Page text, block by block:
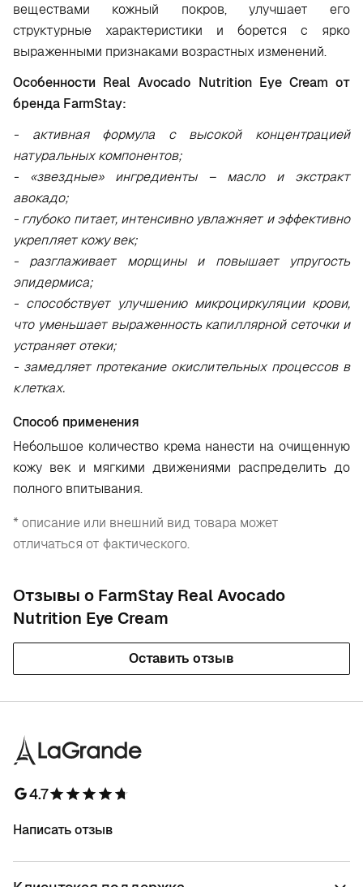
веществами кожный покров, улучшает его
структурные характеристики и борется с ярко
выраженными признаками возрастных изменений.
Особенности Real Avocado Nutrition Eye Cream от
бренда FarmStay:
- активная формула с высокой концентрацией
натуральных компонентов;
- «звездные» ингредиенты – масло и экстракт
авокадо;
- глубоко питает, интенсивно увлажняет и эффективно
укрепляет кожу век;
- разглаживает морщины и повышает упругость
эпидермиса;
- способствует улучшению микроциркуляции крови,
что уменьшает выраженность капиллярной сеточки и
устраняет отеки;
- замедляет протекание окислительных процессов в
клетках.
Способ применения
Небольшое количество крема нанести на очищенную
кожу век и мягкими движениями распределить до
полного впитывания.
* описание или внешний вид товара может
отличаться от фактического.
Отзывы о FarmStay Real Avocado
Nutrition Eye Cream
Оставить отзыв
4.7
Написать отзыв